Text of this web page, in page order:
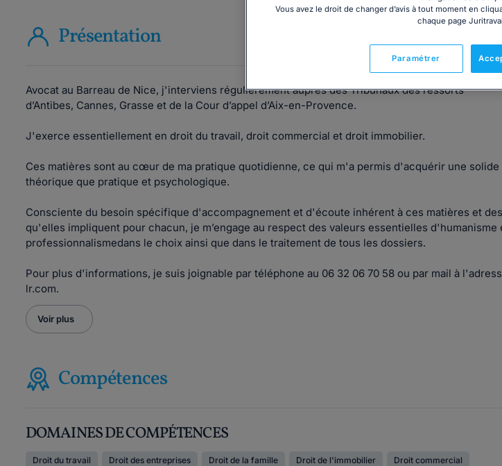
Présentation
Avocat au Barreau de Nice, j'interviens régulièrement auprès des Tribunaux des ressorts
d’Antibes, Cannes, Grasse et de la Cour d’appel d’Aix-en-Provence.
J'exerce essentiellement en droit du travail, droit commercial et droit immobilier.
Ces matières sont au cœur de ma pratique quotidienne, ce qui m'a permis d'acquérir une
théorique que pratique et psychologique.
Consciente du besoin spécifique d'accompagnement et d'écoute inhérent à ces matières et
qu'elles impliquent pour chacun, je m’engage au respect des valeurs essentielles d'humanisme
professionnalismedans le choix ainsi que dans le traitement de tous les dossiers.
Pour plus d'informations, je suis joignable par téléphone au 06 32 06 70 58 ou par mail à
lr.com.
Voir plus
Compétences
DOMAINES DE COMPÉTENCES
Droit du travail Droit des entreprises Droit de la famille Droit de l'immobilier Droit commercial
Vous avez le droit de changer d’avis à tout moment en
chaque page
Paramétrer